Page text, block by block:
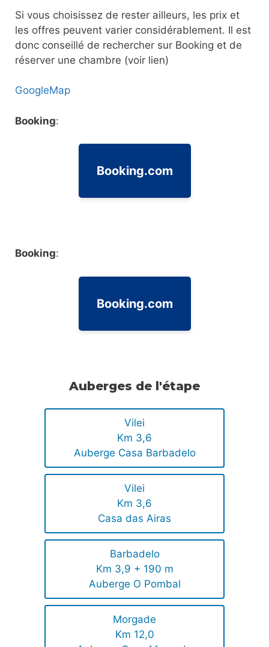
Si vous choisissez de rester ailleurs, les prix et
les offres peuvent varier considérablement. Il est
donc conseillé de rechercher sur Booking et de
réserver une chambre (voir lien)
GoogleMap
Booking:
Booking.com
Booking:
Booking.com
Auberges de l'étape
Vilei
Km 3,6
Auberge Casa Barbadelo
Vilei
Km 3,6
Casa das Airas
Barbadelo
Km 3,9 + 190 m
Auberge O Pombal
Morgade
Km 12,0